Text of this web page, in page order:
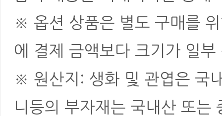
※ 옵션 상품은 별도 구매를
에 결제 금액보다 크기가 일
※ 원산지: 생화 및 관엽은 국
니등의 부자재는 국내산 또는